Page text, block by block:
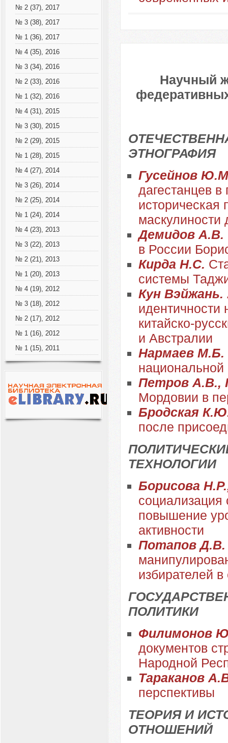
№ 2 (37), 2017
№ 3 (38), 2017
№ 1 (36), 2017
№ 4 (35), 2016
№ 3 (34), 2016
№ 2 (33), 2016
№ 1 (32), 2016
№ 4 (31), 2015
№ 3 (30), 2015
№ 2 (29), 2015
№ 1 (28), 2015
№ 4 (27), 2014
№ 3 (26), 2014
№ 2 (25), 2014
№ 1 (24), 2014
№ 4 (23), 2013
№ 3 (22), 2013
№ 2 (21), 2013
№ 1 (20), 2013
№ 4 (19), 2012
№ 3 (18), 2012
№ 2 (17), 2012
№ 1 (16), 2012
№ 1 (15), 2011
Научный
ЭТНОГРАФИЯ
Гусейнов
дагестанцев в
историческая
маскулиности
Демидов А.В.
в России
Кирда Н.С.
системы
Кун Вэйжань.
китайско-
и Австралии
Нармаев М.Б.
национальной
Петров
Мордовии в
Бродская
после
ТЕХНОЛОГИИ
Борисова
повышение
активности
Потапов
избирателей
ПОЛИТИКИ
Филимонов
документов
Народной
Тараканов
перспективы
ТЕОРИЯ И
ОТНОШЕНИЙ